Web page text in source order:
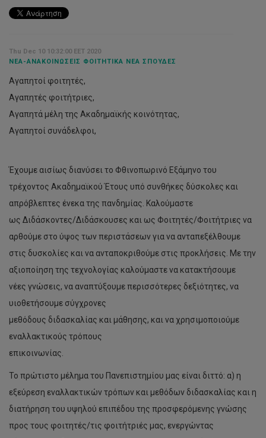
Thu Dec 10 10:32:00 EET 2020
ΝΈΑ-ΑΝΑΚΟΙΝΏΣΕΙΣ ΦΟΙΤΗΤΙΚΆ ΝΈΑ ΣΠΟΥΔΈΣ
Αγαπητοί φοιτητές,
Αγαπητές φοιτήτριες,
Αγαπητά μέλη της Ακαδημαϊκής κοινότητας,
Αγαπητοί συνάδελφοι,
Έχουμε αισίως διανύσει το Φθινοπωρινό Εξάμηνο του
τρέχοντος Ακαδημαϊκού Έτους υπό συνθήκες δύσκολες και
απρόβλεπτες ένεκα της πανδημίας. Καλούμαστε
ως Διδάσκοντες/Διδάσκουσες και ως Φοιτητές/Φοιτήτριες να
αρθούμε στο ύψος των περιστάσεων για να ανταπεξέλθουμε
στις δυσκολίες και να ανταποκριθούμε στις προκλήσεις. Με την
αξιοποίηση της τεχνολογίας καλούμαστε να κατακτήσουμε
νέες γνώσεις, να αναπτύξουμε περισσότερες δεξιότητες, να
υιοθετήσουμε σύγχρονες
μεθόδους διδασκαλίας και μάθησης, και να χρησιμοποιούμε
εναλλακτικούς τρόπους
επικοινωνίας.
Το πρώτιστο μέλημα του Πανεπιστημίου μας είναι διττό: α) η
εξεύρεση εναλλακτικών τρόπων και μεθόδων διδασκαλίας και η
διατήρηση του υψηλού επιπέδου της προσφερόμενης γνώσης
προς τους φοιτητές/τις φοιτήτριές μας, ενεργώντας